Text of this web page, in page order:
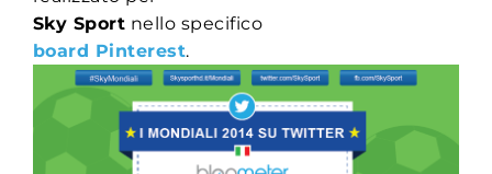
Sky Sport nello specifico
board Pinterest.